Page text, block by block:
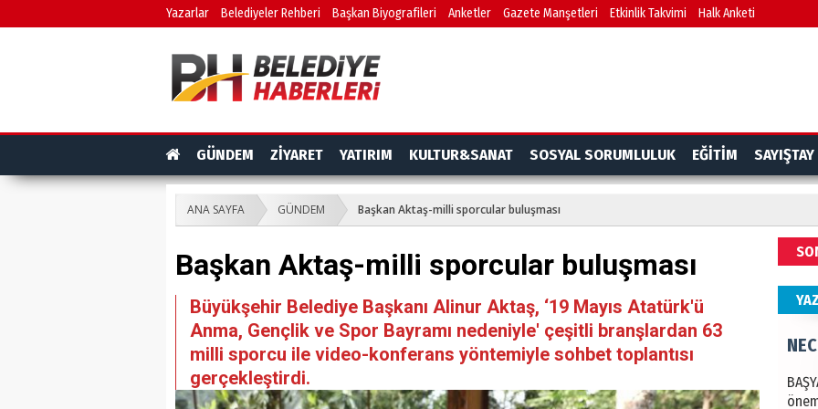
Yazarlar Belediyeler Rehberi Başkan Biyografileri Anketler Gazete Manşetleri Etkinlik Takvimi Halk Anketi
GÜNDEM ZİYARET YATIRIM KULTUR&SANAT SOSYAL SORUMLULUK EĞİTİM SAYIŞTAY
ANA SAYFA GÜNDEM Başkan Aktaş-milli sporcular buluşması
Başkan Aktaş-milli sporcular buluşması
Büyükşehir Belediye Başkanı Alinur Aktaş, ‘19 Mayıs Atatürk'ü
Anma, Gençlik ve Spor Bayramı nedeniyle' çeşitli branşlardan 63
milli sporcu ile video-konferans yöntemiyle sohbet toplantısı
gerçekleştirdi.